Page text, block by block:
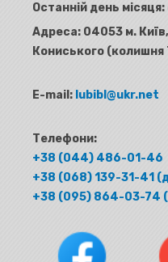
Останній день
Адреса: 04053 м.
Кониського
E-mail: lubibl@ukr.net
Телефони:
+38 (044) 486-01-46
+38 (068) 139-31-41
+38 (095) 864-03-74